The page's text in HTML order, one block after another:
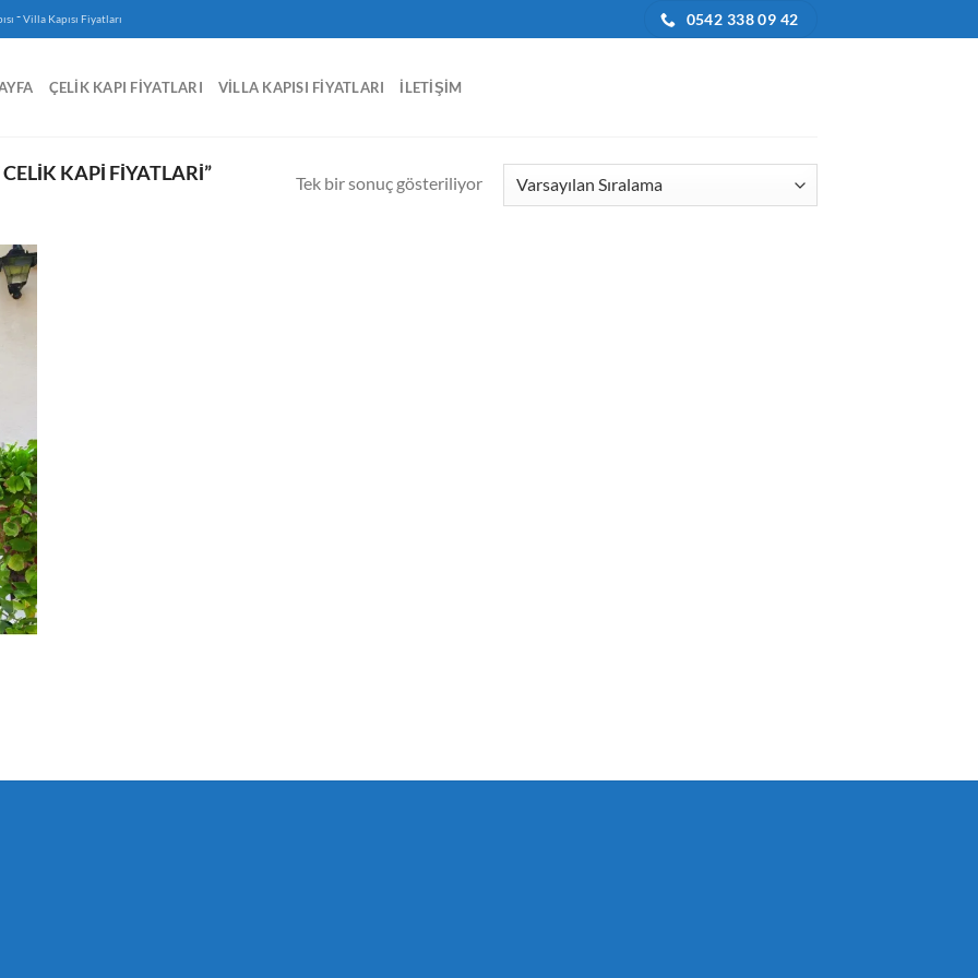
-Villa Kapısı Fiyatları 0542 338 09 42
ÇELIK KAPI FIYATLARI VILLA KAPISI FIYATLARI İLETIŞIM
KAPI FIYATLARI”
Tek bir sonuç gösteriliyor